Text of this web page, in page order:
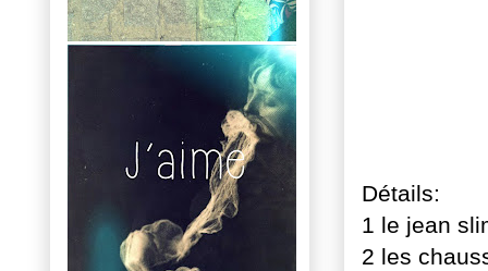
Détails:
1 le jean
2 les